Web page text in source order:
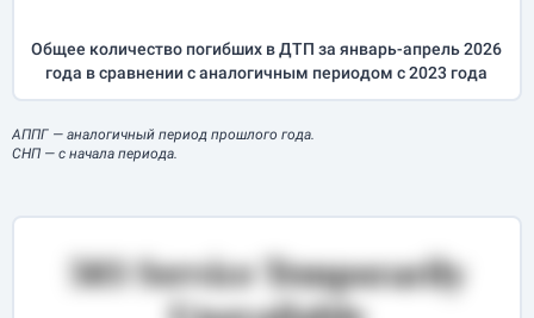
Общее количество погибших в ДТП заянварь-апрель2026
года в сравнении с аналогичным периодом с 2023 года
АППГ — аналогичный период прошлого года.
СНП — с начала периода.